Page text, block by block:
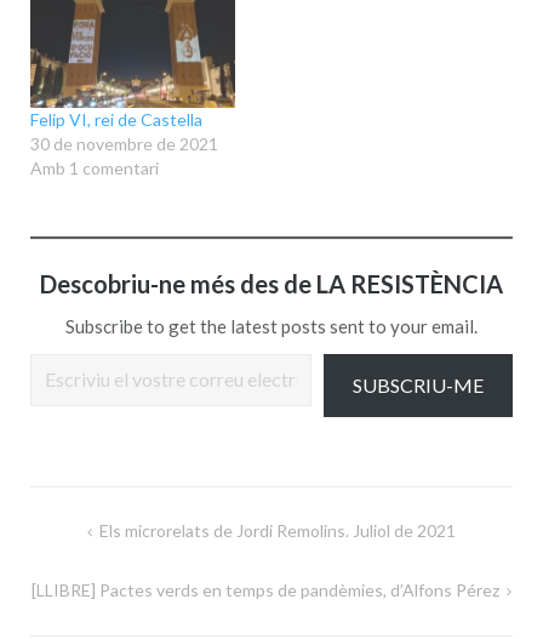
Felip VI, rei de Castella
30 de novembre de 2021
Amb 1 comentari
Descobriu-ne més des de LA RESISTÈNCIA
Subscribe to get the latest posts sent to your email.
SUBSCRIU-ME
NavegacióEls microrelats de Jordi Remolins. Juliol de 2021
[LLIBRE] Pactes verds en temps de pandèmies, d’Alfons Pérez